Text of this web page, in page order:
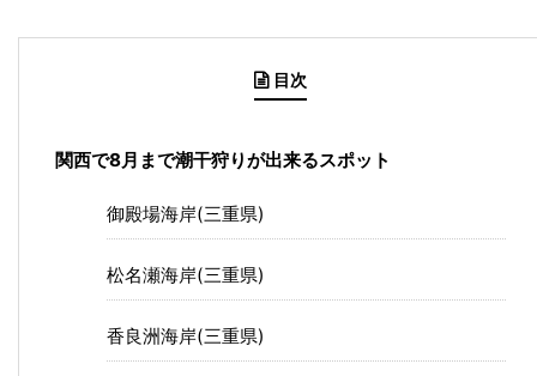
目次
関西で8月まで潮干狩りが出来るスポット
御殿場海岸(三重県)
松名瀬海岸(三重県)
香良洲海岸(三重県)